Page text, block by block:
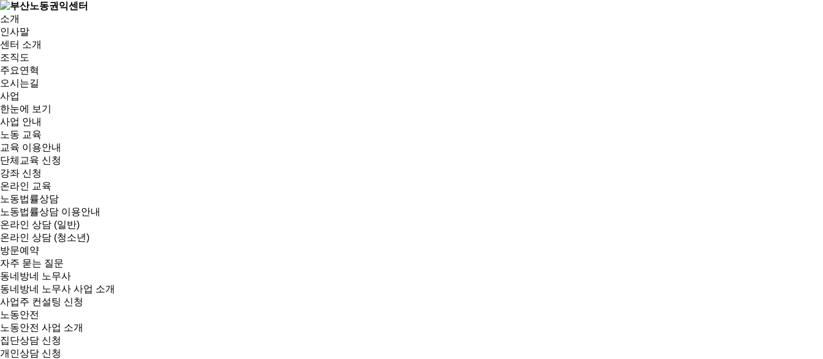
소개
인사말
센터 소개
조직도
주요연혁
오시는길
사업
한눈에 보기
사업 안내
노동 교육
교육 이용안내
단체교육 신청
강좌 신청
온라인 교육
노동법률상담
노동법률상담 이용안내
온라인 상담 (일반)
온라인 상담 (청소년)
방문예약
자주 묻는 질문
동네방네 노무사
동네방네 노무사 사업 소개
사업주 컨설팅 신청
노동안전
노동안전 사업 소개
집단상담 신청
개인상담 신청